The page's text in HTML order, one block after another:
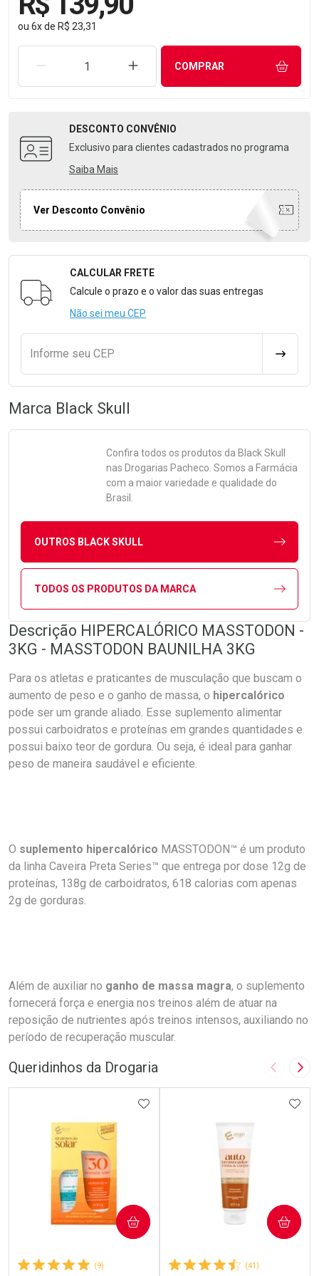
ou 6xde R$ 23,31
REMOVER UMA UNIDADEAUMENTAR UMA UNIDADE
COMPRAR
DESCONTO CONVÊNIO
Exclusivo para clientes cadastrados no programa
Saiba Mais
Ver Desconto Convênio
Formulário para Calcular o Frete
CALCULAR FRETE
Calcule o prazo e o valor das suas entregas
Não sei meu CEP
Informe seu CEP
Marca Black Skull
Confira todos os produtos da Black Skull
nas Drogarias Pacheco. Somos a Farmácia
com a maior variedade e qualidade do
Brasil.
OUTROS BLACK SKULL
TODOS OS PRODUTOS DA MARCA
Descrição HIPERCALÓRICO MASSTODON -
3KG - MASSTODON BAUNILHA 3KG
Para os atletas e praticantes de musculação que buscam o
aumento de peso e o ganho de massa, o hipercalórico
pode ser um grande aliado. Esse suplemento alimentar
possui carboidratos e proteínas em grandes quantidades e
possui baixo teor de gordura. Ou seja, é ideal para ganhar
peso de maneira saudável e eficiente.
O suplemento hipercalórico MASSTODON™ é um produto
da linha Caveira Preta Series™ que entrega por dose 12g de
proteínas, 138g de carboidratos, 618 calorias com apenas
2g de gorduras.
Além de auxiliar no ganho de massa magra, o suplemento
fornecerá força e energia nos treinos além de atuar na
reposição de nutrientes após treinos intensos, auxiliando no
período de recuperação muscular.
Queridinhos da Drogaria Imagem
(9)
ADICIONAR AOS FAVORITOS
COMPRAR
(41)
COMPRAR